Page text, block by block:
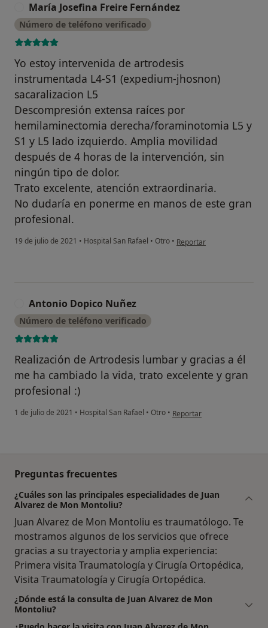
María Josefina Freire Fernández
Número de teléfono verificado
Yo estoy intervenida de artrodesis
instrumentada L4-S1 (expedium-jhosnon)
sacaralizacion L5
Descompresión extensa raíces por
hemilaminectomia derecha/foraminotomia L5 y
S1 y L5 lado izquierdo. Amplia movilidad
después de 4 horas de la intervención, sin
ningún tipo de dolor.
Trato excelente, atención extraordinaria.
No dudaría en ponerme en manos de este gran
profesional.
19 de julio de 2021 • Hospital San Rafael • Otro • en opinión del usuario
Reportar
Antonio Dopico Nuñez
Número de teléfono verificado
Realización de Artrodesis lumbar y gracias a él
me ha cambiado la vida, trato excelente y gran
profesional :)
1 de julio de 2021 • Hospital San Rafael • Otro • en opinión del usuario
Reportar
Preguntas frecuentes
¿Cuáles son las principales especialidades de Juan
Alvarez de Mon Montoliu?
Juan Alvarez de Mon Montoliu es traumatólogo. Te
mostramos algunos de los servicios que ofrece
gracias a su trayectoria y amplia experiencia:
Primera visita Traumatología y Cirugía Ortopédica,
Visita Traumatología y Cirugía Ortopédica.
¿Dónde está la consulta de Juan Alvarez de Mon
Montoliu?